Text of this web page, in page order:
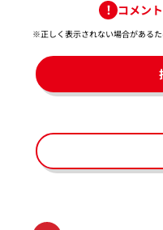
コメン
※正しく表示されない場合がある